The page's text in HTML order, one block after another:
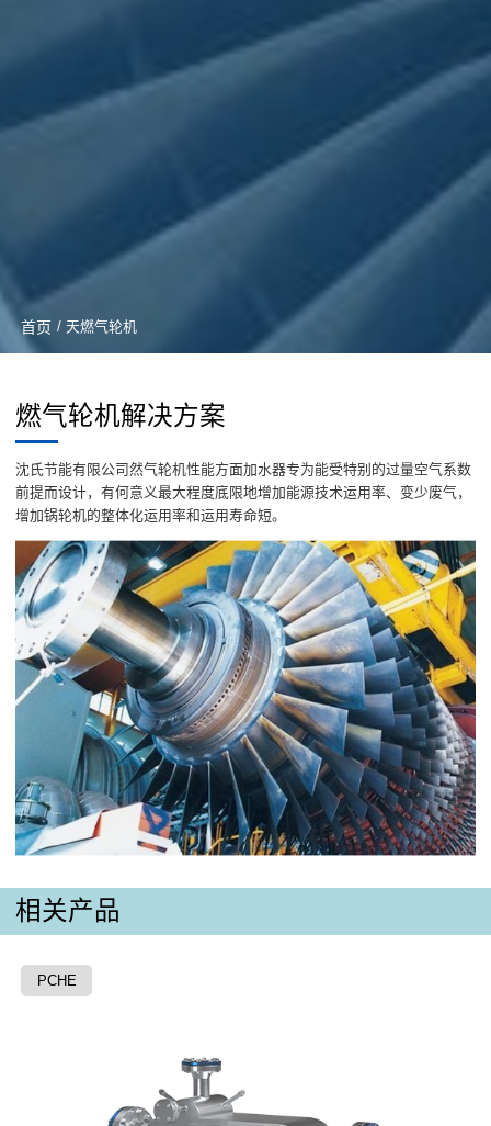
首页 / 天燃气轮机
燃气轮机解决方案
沈氏节能有限公司然气轮机性能方面加水器专为能受特别的过量空气系数
前提而设计，有何意义最大程度底限地增加能源技术运用率、变少废气，
增加锅轮机的整体化运用率和运用寿命短。
相关产品
PCHE